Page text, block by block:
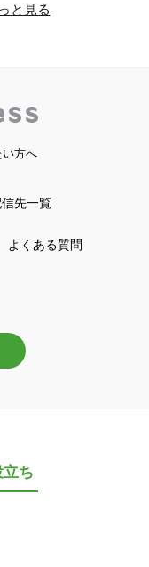
と見る
方へ
先一覧
よくある質問
ち